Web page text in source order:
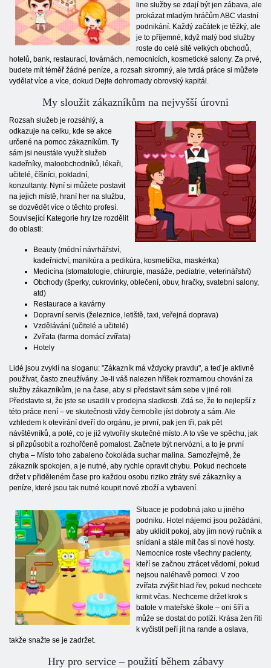
line služby se zdají být jen zábava, ale
prokázat mladým hráčům ABC vlastní
podnikání. Každý začátek je těžký, ale
je to příjemné, když malý bod služby
roste do celé sítě velkých obchodů,
hotelů, bank, restaurací, továrnách, nemocnicích, kosmetické salony. Za prvé,
budete mít téměř žádné peníze, a rozsah skromný, ale tvrdá práce si můžete
vydělat více a více, dokud Dejte dohromady obrovský kapitál.
My sloužit zákazníkům na nejvyšší úrovni
Rozsah služeb je rozsáhlý, a
odkazuje na celku, kde se akce
určené na pomoc zákazníkům. Ty
sám jsi neustále využít služeb
kadeřníky, maloobchodníků, lékaři,
učitelé, číšníci, pokladní,
konzultanty. Nyní si můžete postavit
na jejich místě, hraní her na službu,
se dozvědět více o těchto profesí.
Související Kategorie hry lze rozdělit
do oblasti:
Beauty (módní návrhářství,
kadeřnictví, manikúra a pedikúra, kosmetička, maskérka)
Medicína (stomatologie, chirurgie, masáže, pediatrie, veterinářství)
Obchody (šperky, cukrovinky, oblečení, obuv, hračky, svatební salony,
atd)
Restaurace a kavárny
Dopravní servis (železnice, letiště, taxi, veřejná doprava)
Vzdělávání (učitelé a učitelé)
Zvířata (farma domácí zvířata)
Hotely
Lidé jsou zvyklí na sloganu: "Zákazník má vždycky pravdu", a teď je aktivně
používat, často zneužívány. Je-li váš nalezen hříšek rozmarnou chování za
služby zákazníkům, je na čase, aby si představit sám sebe v jiné roli.
Představte si, že jste se usadili v prodejna sladkosti. Zdá se, že to nejlepší z
této práce není – ve skutečnosti vždy černobíle jíst dobroty a sám. Ale
vzhledem k otevírání dveří do orgánu, je první, pak jen tři, pak pět
návštěvníků, a poté, co je již vytvořily skutečné místo. A to vše ve spěchu, jak
si přizpůsobit a rozhořčeně pomalost. Začnete být nervózní, a to je první
chyba – Místo toho zabaleno čokoláda suchar malina. Samozřejmě, že
zákazník spokojen, a je nutné, aby rychle opravit chybu. Pokud nechcete
držet v přiděleném čase pro každou osobu riziko ztráty své zákazníky a
peníze, které jsou tak nutné koupit nové zboží a vybavení.
Situace je podobná jako u jiného
podniku. Hotel nájemci jsou požádáni,
aby uklidit pokoj, aby jim nový ručník a
snídani a stále mít čas si nové hosty.
Nemocnice roste všechny pacienty,
kteří se začnou ztrácet vědomí, pokud
nejsou naléhavě pomoci. V zoo
zvířata zvýšit hlad řev, pokud nechcete
krmit včas. Nechceme držet krok s
batole v mateřské škole – oni šíří a
může se dostat do potíží. Krása žen řítí
k vyčistit peří jít na rande a oslava,
takže snažte se je zadržet.
Hry pro service – použití během zábavy